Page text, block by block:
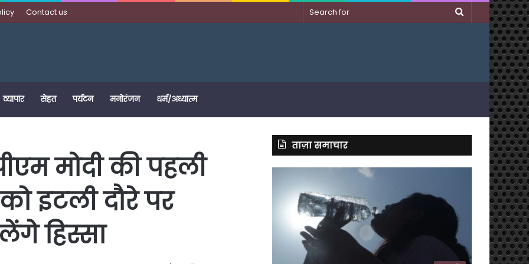
Contact us
Search
व्यापार सेहत पर्यटन मनोरंजन धर्म/अध्यात्म
मोदी की पहली
इटली दौरे पर
हिस्सा
ताज़ा समाचार